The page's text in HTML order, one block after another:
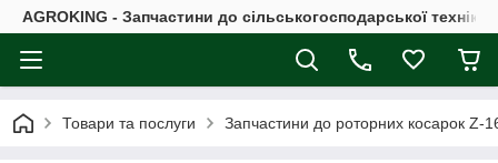
AGROKING - Запчастини до сільськогосподарської
Товари та послуги Запчастини до роторних косарок Z-